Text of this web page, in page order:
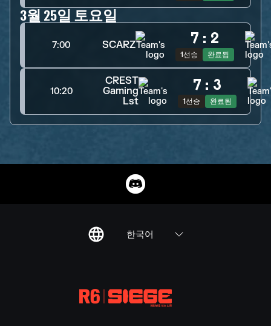
3월 25일 토요일
7:00 SCARZ 7 : 2
1선승 완료됨
10:20
CREST
Gaming
Lst
7 : 3
1선승 완료됨
한국어